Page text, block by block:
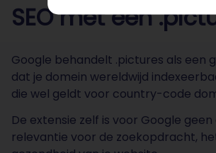
SEO met een
Google behandelt .pictures als een
dat je domein wereldwijd
die wel geldt voor country-code
De extensie zelf is voor Google
relevantie voor de zoekopdracht,